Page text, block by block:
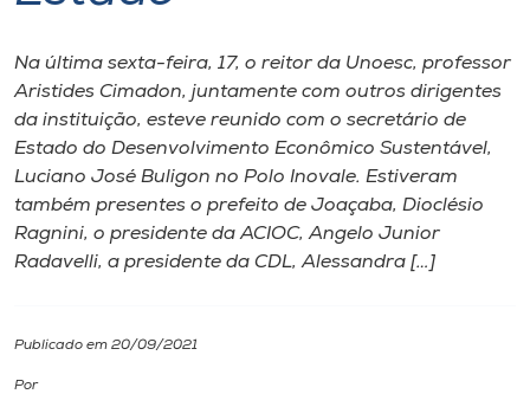
Internacionalização
I.nova
Diplomados
Na última sexta-feira, 17, o reitor da Unoesc, professor
Aristides Cimadon, juntamente com outros dirigentes
da instituição, esteve reunido com o secretário de
Estado do Desenvolvimento Econômico Sustentável,
Luciano José Buligon no Polo Inovale. Estiveram
também presentes o prefeito de Joaçaba, Dioclésio
Ragnini, o presidente da ACIOC, Angelo Junior
Radavelli, a presidente da CDL, Alessandra […]
Publicado em 20/09/2021
Por